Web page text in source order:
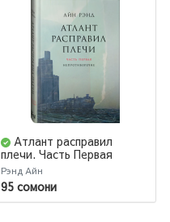
Атлант расправил
плечи. Часть Первая
Рэнд Айн
95 сомони